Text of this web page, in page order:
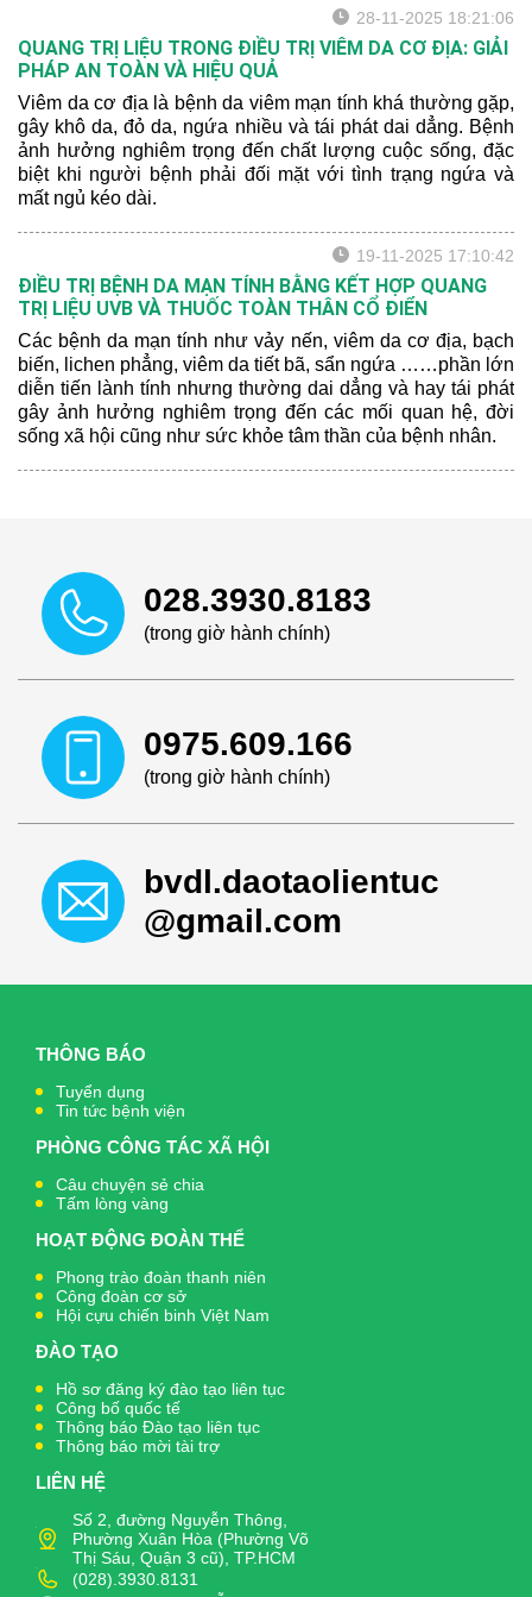
thiện sang thương da và rút ngắn thời gian điều trị cho
28-11-2025 18:21:06
QUANG TRỊ LIỆU TRONG ĐIỀU TRỊ VIÊM DA CƠ ĐỊA: GIẢI
PHÁP AN TOÀN VÀ HIỆU QUẢ
Viêm da cơ địa là bệnh da viêm mạn tính khá thường gặp,
gây khô da, đỏ da, ngứa nhiều và tái phát dai dẳng. Bệnh
ảnh hưởng nghiêm trọng đến chất lượng cuộc sống, đặc
biệt khi người bệnh phải đối mặt với tình trạng ngứa và
mất ngủ kéo dài.
19-11-2025 17:10:42
ĐIỀU TRỊ BỆNH DA MẠN TÍNH BẰNG KẾT HỢP QUANG
TRỊ LIỆU UVB VÀ THUỐC TOÀN THÂN CỔ ĐIỂN
Các bệnh da mạn tính như vảy nến, viêm da cơ địa, bạch
biến, lichen phẳng, viêm da tiết bã, sẩn ngứa ……phần lớn
diễn tiến lành tính nhưng thường dai dẳng và hay tái phát
gây ảnh hưởng nghiêm trọng đến các mối quan hệ, đời
sống xã hội cũng như sức khỏe tâm thần của bệnh nhân.
028.3930.8183
(trong giờ hành chính)
0975.609.166
(trong giờ hành chính)
bvdl.daotaolientuc
@gmail.com
THÔNG BÁO
Tuyển dụng
Tin tức bệnh viện
PHÒNG CÔNG TÁC XÃ HỘI
Câu chuyện sẻ chia
Tấm lòng vàng
HOẠT ĐỘNG ĐOÀN THỂ
Phong trào đoàn thanh niên
Công đoàn cơ sở
Hội cựu chiến binh Việt Nam
ĐÀO TẠO
Hồ sơ đăng ký đào tạo liên tục
Công bố quốc tế
Thông báo Đào tạo liên tục
Thông báo mời tài trợ
LIÊN HỆ
Số 2, đường Nguyễn Thông,
Phường Xuân Hòa (Phường Võ
Thị Sáu, Quận 3 cũ), TP.HCM
(028).3930.8131